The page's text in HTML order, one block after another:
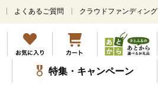
メ
ン
コ
ン
テ
よくあるご質問 クラウドファンディング
特集・キャンペーン